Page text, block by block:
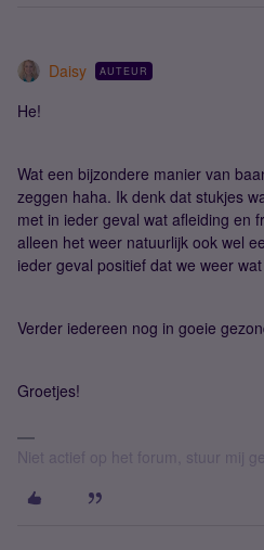
Daisy AUTEUR
He!
Wat een bijzondere manier van
zeggen haha. Ik denk dat stukjes
met in ieder geval wat afleiding en
alleen het weer natuurlijk ook wel
ieder geval positief dat we weer
Verder iedereen nog in goeie
Groetjes!
Niet actief op het forum, stuur mij